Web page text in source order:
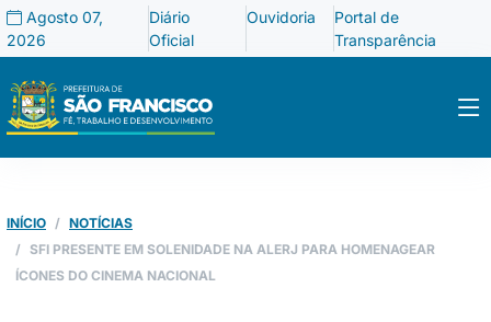
Agosto 07,
2026
Diário
Oficial
Ouvidoria
Portal de
Transparência
INÍCIO
NOTÍCIAS
SFI PRESENTE EM SOLENIDADE NA ALERJ PARA HOMENAGEAR
ÍCONES DO CINEMA NACIONAL